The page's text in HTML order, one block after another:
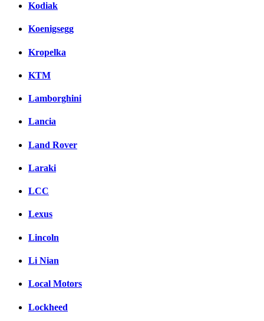
Kodiak
Koenigsegg
Kropelka
KTM
Lamborghini
Lancia
Land Rover
Laraki
LCC
Lexus
Lincoln
Li Nian
Local Motors
Lockheed